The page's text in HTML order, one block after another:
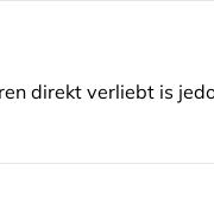
direkt verliebt is